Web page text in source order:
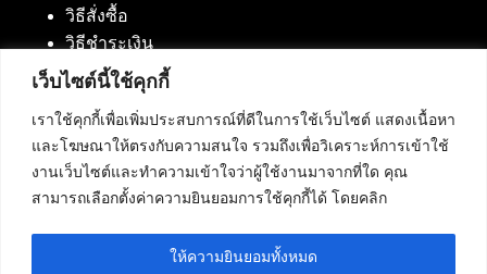
เว็บไซต์นี้ใช้คุกกี้
เราใช้คุกกี้เพื่อเพิ่มประสบการณ์ที่ดีในการใช้เว็บไซต์ แสดงเนื้อหา
และโฆษณาให้ตรงกับความสนใจ รวมถึงเพื่อวิเคราะห์การเข้าใช้
งานเว็บไซต์และทำความเข้าใจว่าผู้ใช้งานมาจากที่ใด คุณ
สามารถเลือกตั้งค่าความยินยอมการใช้คุกกี้ได้ โดยคลิก
ให้ความยินยอมทั้งหมด
วิธีสั่งซื้อ
วิธีชำระเงิน
ติดต่อเรา
บริษัท เน็ทฟิวชั่น คอมมิวนิเคชั่น จำกัด 420/94 ถนน
นัมเบอร์วัน-ราม 2 แขวงดอกไม้, เขตประเวศ
กรุงเทพมหานคร 10250